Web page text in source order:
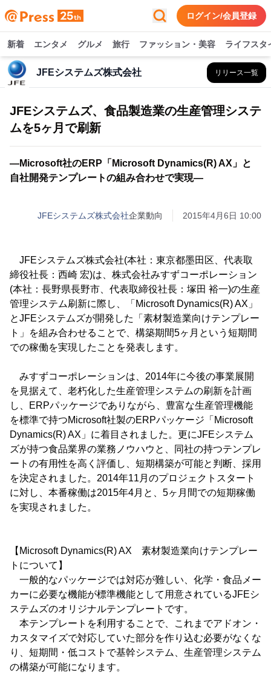
ログイン/会員登録
新着 エンタメ グルメ 旅行 ファッション・美容 ライフスタ
JFEシステムズ株式会社 リリース一覧
JFEシステムズ、食品製造業の生産管理システ
ムを5ヶ月で刷新
―Microsoft社のERP「Microsoft Dynamics(R) AX」と
自社開発テンプレートの組み合わせで実現―
JFEシステムズ株式会社企業動向 2015年4月6日 10:00
JFEシステムズ株式会社(本社：東京都墨田区、代表取
締役社長：西崎 宏)は、株式会社みすずコーポレーション
(本社：長野県長野市、代表取締役社長：塚田 裕一)の生産
管理システム刷新に際し、「Microsoft Dynamics(R) AX」
とJFEシステムズが開発した「素材製造業向けテンプレー
ト」を組み合わせることで、構築期間5ヶ月という短期間
での稼働を実現したことを発表します。
みすずコーポレーションは、2014年に今後の事業展開
を見据えて、老朽化した生産管理システムの刷新を計画
し、ERPパッケージでありながら、豊富な生産管理機能
を標準で持つMicrosoft社製のERPパッケージ「Microsoft
Dynamics(R) AX」に着目されました。更にJFEシステム
ズが持つ食品業界の業務ノウハウと、同社の持つテンプレ
ートの有用性を高く評価し、短期構築が可能と判断、採用
を決定されました。2014年11月のプロジェクトスタート
に対し、本番稼働は2015年4月と、5ヶ月間での短期稼働
を実現されました。
【Microsoft Dynamics(R) AX 素材製造業向けテンプレー
トについて】
一般的なパッケージでは対応が難しい、化学・食品メー
カーに必要な機能が標準機能として用意されているJFEシ
ステムズのオリジナルテンプレートです。
本テンプレートを利用することで、これまでアドオン・
カスタマイズで対応していた部分を作り込む必要がなくな
り、短期間・低コストで基幹システム、生産管理システム
の構築が可能になります。